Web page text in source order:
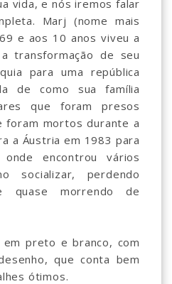
vida, e nós iremos falar
Marj (nome mais
e aos 10 anos viveu a
transformação de seu
para uma república
de como sua família
que foram presos
foram mortos durante a
a Áustria em 1983 para
encontrou vários
socializar, perdendo
quase morrendo de
preto e branco, com
que conta bem
ótimos.